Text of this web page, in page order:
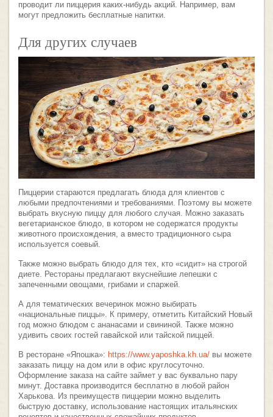
проводит ли пиццерия каких-нибудь акций. Например, вам
могут предложить бесплатные напитки.
Для других случаев
Пиццерии стараются предлагать блюда для клиентов с
любыми предпочтениями и требованиями. Поэтому вы можете
выбрать вкусную пиццу для любого случая. Можно заказать
вегетарианское блюдо, в котором не содержатся продукты
животного происхождения, а вместо традиционного сыра
используется соевый.
Также можно выбрать блюдо для тех, кто «сидит» на строгой
диете. Рестораны предлагают вкуснейшие лепешки с
запеченными овощами, грибами и спаржей.
А для тематических вечеринок можно выбирать
«национальные пиццы». К примеру, отметить Китайский Новый
год можно блюдом с ананасами и свининой. Также можно
удивить своих гостей гавайской или тайской пиццей.
В ресторане «Япошка»: https://www.yaposhka.kh.ua/ вы можете
заказать пиццу на дом или в офис круглосуточно.
Оформление заказа на сайте займет у вас буквально пару
минут. Доставка производится бесплатно в любой район
Харькова. Из преимуществ пиццерии можно выделить
быструю доставку, использование настоящих итальянских